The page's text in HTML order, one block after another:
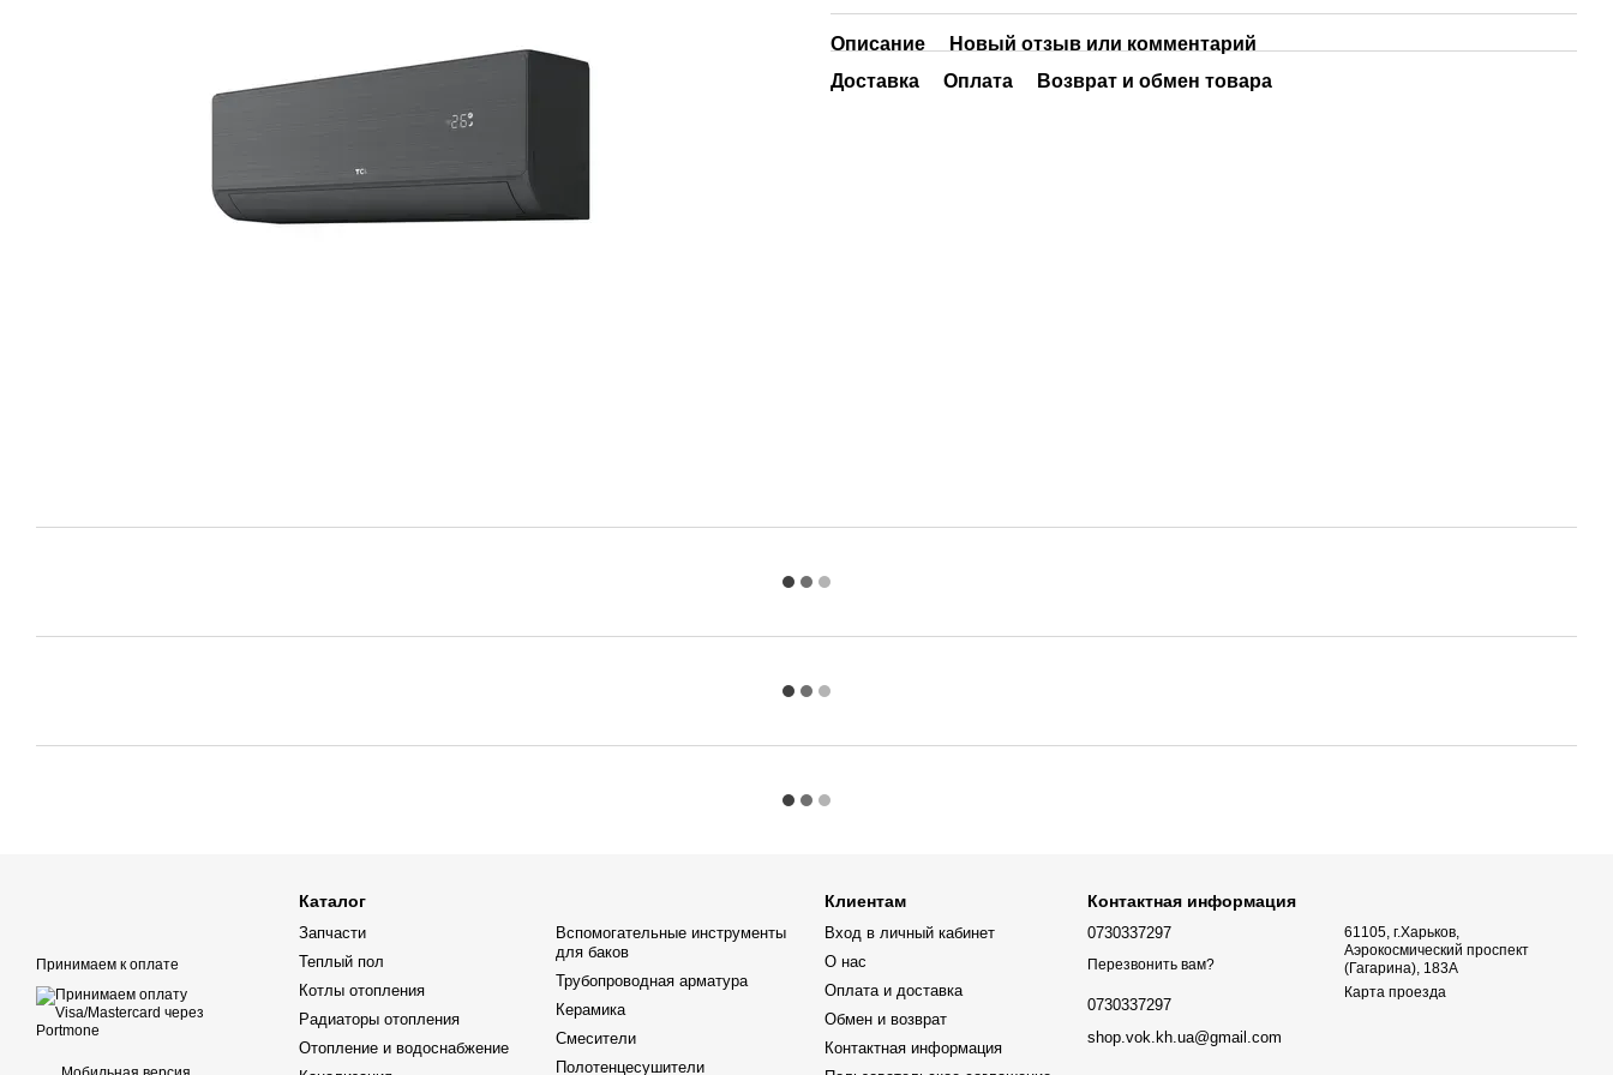
Описание
Новый отзыв или комментарий
Доставка
Оплата Возврат и обмен товара
Принимаем к оплате
Каталог
Запчасти
Теплый пол
Котлы отопления
Радиаторы отопления
Отопление и водоснабжение
Вспомогательные инструменты
для баков
Трубопроводная арматура
Керамика
Смесители
Полотенцесушители
Клиентам
Вход в личный кабинет
О нас
Оплата и доставка
Обмен и возврат
Контактная информация
Контактная информация
0730337297
Перезвонить вам?
0730337297
shop.vok.kh.ua@gmail.com
61105, г.Харьков,
Аэрокосмический проспект
(Гагарина), 183А
Карта проезда